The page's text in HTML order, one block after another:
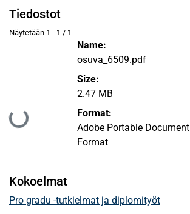
Tiedostot
Näytetään 1 - 1 / 1
Ladataan...
Name:
osuva_6509.pdf
Size:
2.47 MB
Format:
Adobe Portable Document
Format
Kokoelmat
Pro gradu -tutkielmat ja diplomityöt